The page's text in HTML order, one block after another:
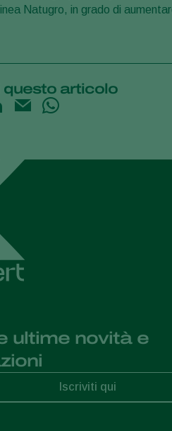
Natugro, in grado di
questo articolo
ultime novità e
Iscriviti qui